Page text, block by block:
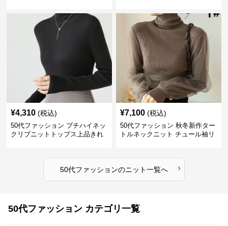
¥4,310 (税込)
50代ファッション プチハイネッ
クリブニットトップス上品きれ
¥7,100 (税込)
50代ファッション 秋冬新作ター
トルネックニット チュール袖リ
50代ファッションのニット一覧へ ›
50代ファッション カテゴリ一覧